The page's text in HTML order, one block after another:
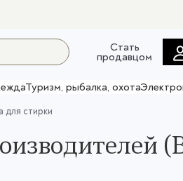
Стать
продавцом
Туризм, рыбалка, охота
для стирки